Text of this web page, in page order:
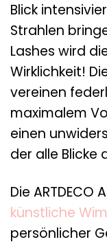
Blick
Strahlen
Lashes wird
Wirklichkeit!
vereinen
maximalem
einen
der alle Blicke
Die ARTDECO
künstliche
persönlicher